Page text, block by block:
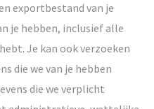
exportbestand van je
je hebben, inclusief alle
Je kan ook verzoeken
die we van je hebben
die we verplicht